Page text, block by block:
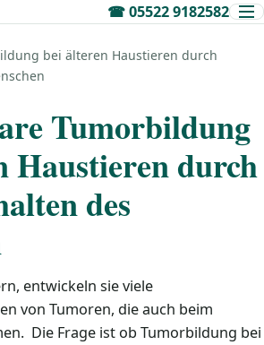
☎05522 9182582
bei älteren Haustieren durch
Tumorbildung
Haustieren durch
des
entwickeln sie viele
von Tumoren, die auch beim
Die Frage ist ob Tumorbildung bei